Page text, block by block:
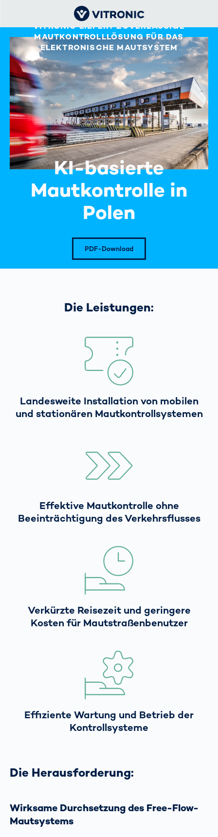
VITRONIC LIEFERT ZUVERLÄSSIGE
MAUTKONTROLLLÖSUNG FÜR DAS
ELEKTRONISCHE MAUTSYSTEM
KI-basierte
Mautkontrolle in
Polen
PDF-Download
Die Leistungen:
Landesweite Installation von mobilen
und stationären Mautkontrollsystemen
Effektive Mautkontrolle ohne
Beeinträchtigung des Verkehrsflusses
Verkürzte Reisezeit und geringere
Kosten für Mautstraßenbenutzer
Effiziente Wartung und Betrieb der
Kontrollsysteme
Die Herausforderung:
Wirksame Durchsetzung des Free-Flow-
Mautsystems